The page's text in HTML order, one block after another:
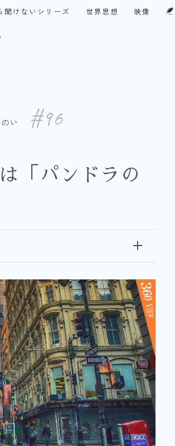
聞けないシリーズ 世界思想 映像
い
#96
「パンドラの